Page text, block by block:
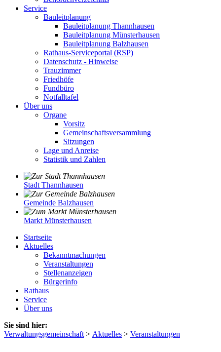
Service
Bauleitplanung
Bauleitplanung Thannhausen
Bauleitplanung Münsterhausen
Bauleitplanung Balzhausen
Rathaus-Serviceportal (RSP)
Datenschutz - Hinweise
Trauzimmer
Friedhöfe
Fundbüro
Notfalltafel
Über uns
Organe
Vorsitz
Gemeinschaftsversammlung
Sitzungen
Lage und Anreise
Statistik und Zahlen
Stadt Thannhausen
Gemeinde Balzhausen
Markt Münsterhausen
Startseite
Aktuelles
Bekanntmachungen
Veranstaltungen
Stellenanzeigen
Bürgerinfo
Rathaus
Service
Über uns
Sie sind hier:
Verwaltungsgemeinschaft > Aktuelles > Veranstaltungen